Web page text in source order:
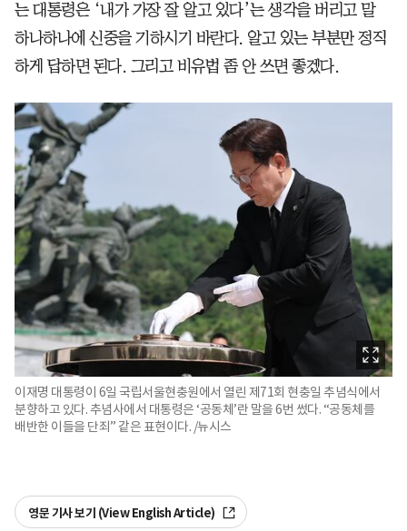
는 대통령은 ‘내가 가장 잘 알고 있다’는 생각을 버리고 말
하나하나에 신중을 기하시기 바란다. 알고 있는 부분만 정직
하게 답하면 된다. 그리고 비유법 좀 안 쓰면 좋겠다.
이재명 대통령이 6일 국립서울현충원에서 열린 제71회 현충일 추념식에서
분향하고 있다. 추념사에서 대통령은 ‘공동체’란 말을 6번 썼다. “공동체를
배반한 이들을 단죄” 같은 표현이다. /뉴시스
영문 기사 보기 (View English Article)